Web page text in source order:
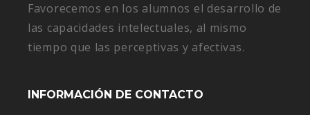
Favorecemos en los alumnos el desarrollo de
las capacidades intelectuales, al mismo
tiempo que las perceptivas y afectivas.
INFORMACIÓN DE CONTACTO